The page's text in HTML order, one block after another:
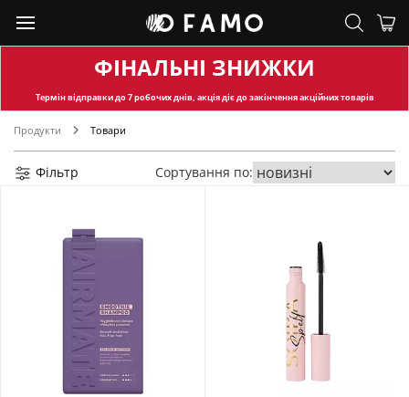
ФІНАЛЬНІ ЗНИЖКИ
Термін відправкидо 7 робочих днів, акція діє до закінчення акційних товарів
Продукти Товари
Фільтр Сортування по: